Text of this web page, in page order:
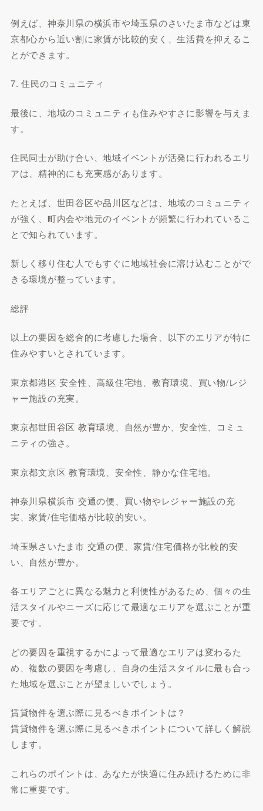
例えば、神奈川県の横浜市や埼玉県のさいたま市などは東
京都心から近い割に家賃が比較的安く、生活費を抑えるこ
とができます。
7. 住民のコミュニティ
最後に、地域のコミュニティも住みやすさに影響を与えま
す。
住民同士が助け合い、地域イベントが活発に行われるエリ
アは、精神的にも充実感があります。
たとえば、世田谷区や品川区などは、地域のコミュニティ
が強く、町内会や地元のイベントが頻繁に行われているこ
とで知られています。
新しく移り住む人でもすぐに地域社会に溶け込むことがで
きる環境が整っています。
総評
以上の要因を総合的に考慮した場合、以下のエリアが特に
住みやすいとされています。
東京都港区 安全性、高級住宅地、教育環境、買い物/レジ
ャー施設の充実。
東京都世田谷区 教育環境、自然が豊か、安全性、コミュ
ニティの強さ。
東京都文京区 教育環境、安全性、静かな住宅地。
神奈川県横浜市 交通の便、買い物やレジャー施設の充
実、家賃/住宅価格が比較的安い。
埼玉県さいたま市 交通の便、家賃/住宅価格が比較的安
い、自然が豊か。
各エリアごとに異なる魅力と利便性があるため、個々の生
活スタイルやニーズに応じて最適なエリアを選ぶことが重
要です。
どの要因を重視するかによって最適なエリアは変わるた
め、複数の要因を考慮し、自身の生活スタイルに最も合っ
た地域を選ぶことが望ましいでしょう。
賃貸物件を選ぶ際に見るべきポイントは？
賃貸物件を選ぶ際に見るべきポイントについて詳しく解説
します。
これらのポイントは、あなたが快適に住み続けるために非
常に重要です。